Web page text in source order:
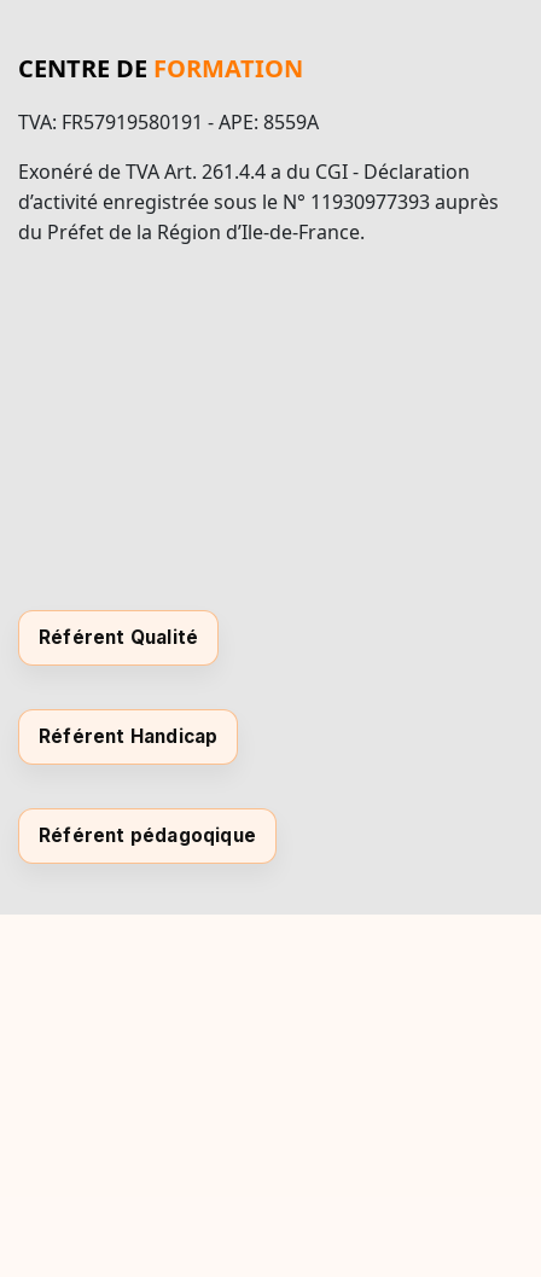
CENTRE DE FORMATION
TVA: FR57919580191 - APE: 8559A
Exonéré de TVA Art. 261.4.4 a du CGI - Déclaration
d’activité enregistrée sous le N° 11930977393 auprès
du Préfet de la Région d’Ile-de-France.
Référent Qualité
Référent Handicap
Référent pédagoqique